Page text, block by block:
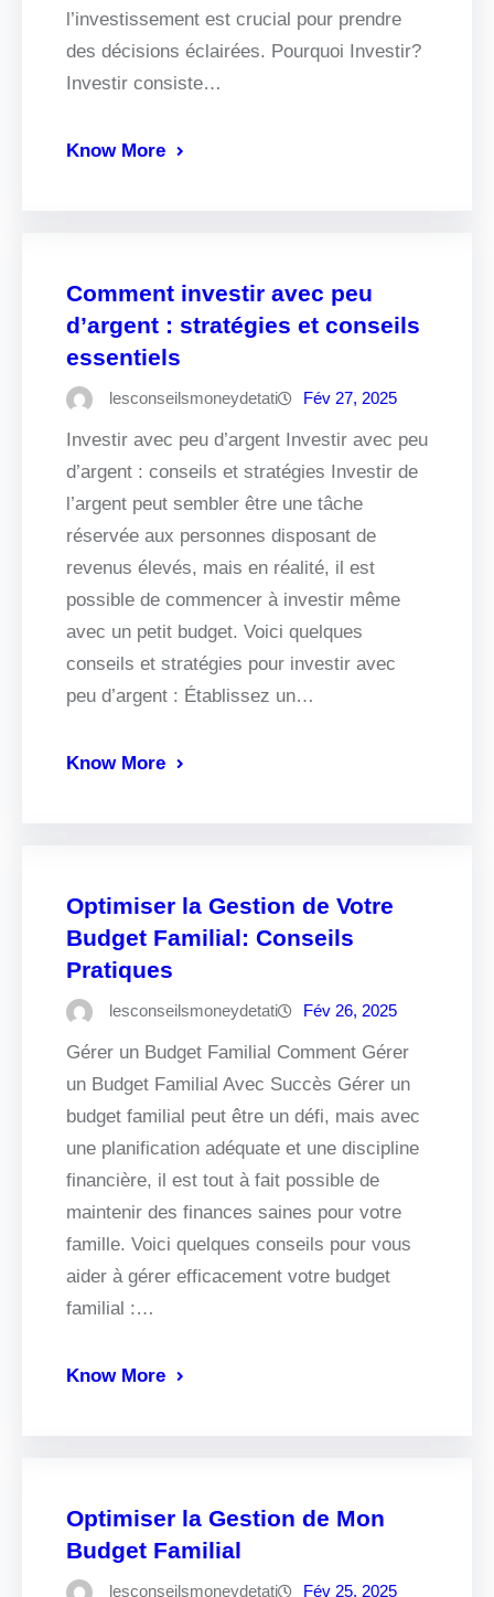
l’investissement est crucial pour prendre
des décisions éclairées. Pourquoi Investir?
Investir consiste…
Know More
Comment investir avec peu
d’argent : stratégies et conseils
essentiels
lesconseilsmoneydetati Fév 27, 2025
Investir avec peu d’argent Investir avec peu
d’argent : conseils et stratégies Investir de
l’argent peut sembler être une tâche
réservée aux personnes disposant de
revenus élevés, mais en réalité, il est
possible de commencer à investir même
avec un petit budget. Voici quelques
conseils et stratégies pour investir avec
peu d’argent : Établissez un…
Know More
Optimiser la Gestion de Votre
Budget Familial: Conseils
Pratiques
lesconseilsmoneydetati Fév 26, 2025
Gérer un Budget Familial Comment Gérer
un Budget Familial Avec Succès Gérer un
budget familial peut être un défi, mais avec
une planification adéquate et une discipline
financière, il est tout à fait possible de
maintenir des finances saines pour votre
famille. Voici quelques conseils pour vous
aider à gérer efficacement votre budget
familial :…
Know More
Optimiser la Gestion de Mon
Budget Familial
lesconseilsmoneydetati Fév 25, 2025